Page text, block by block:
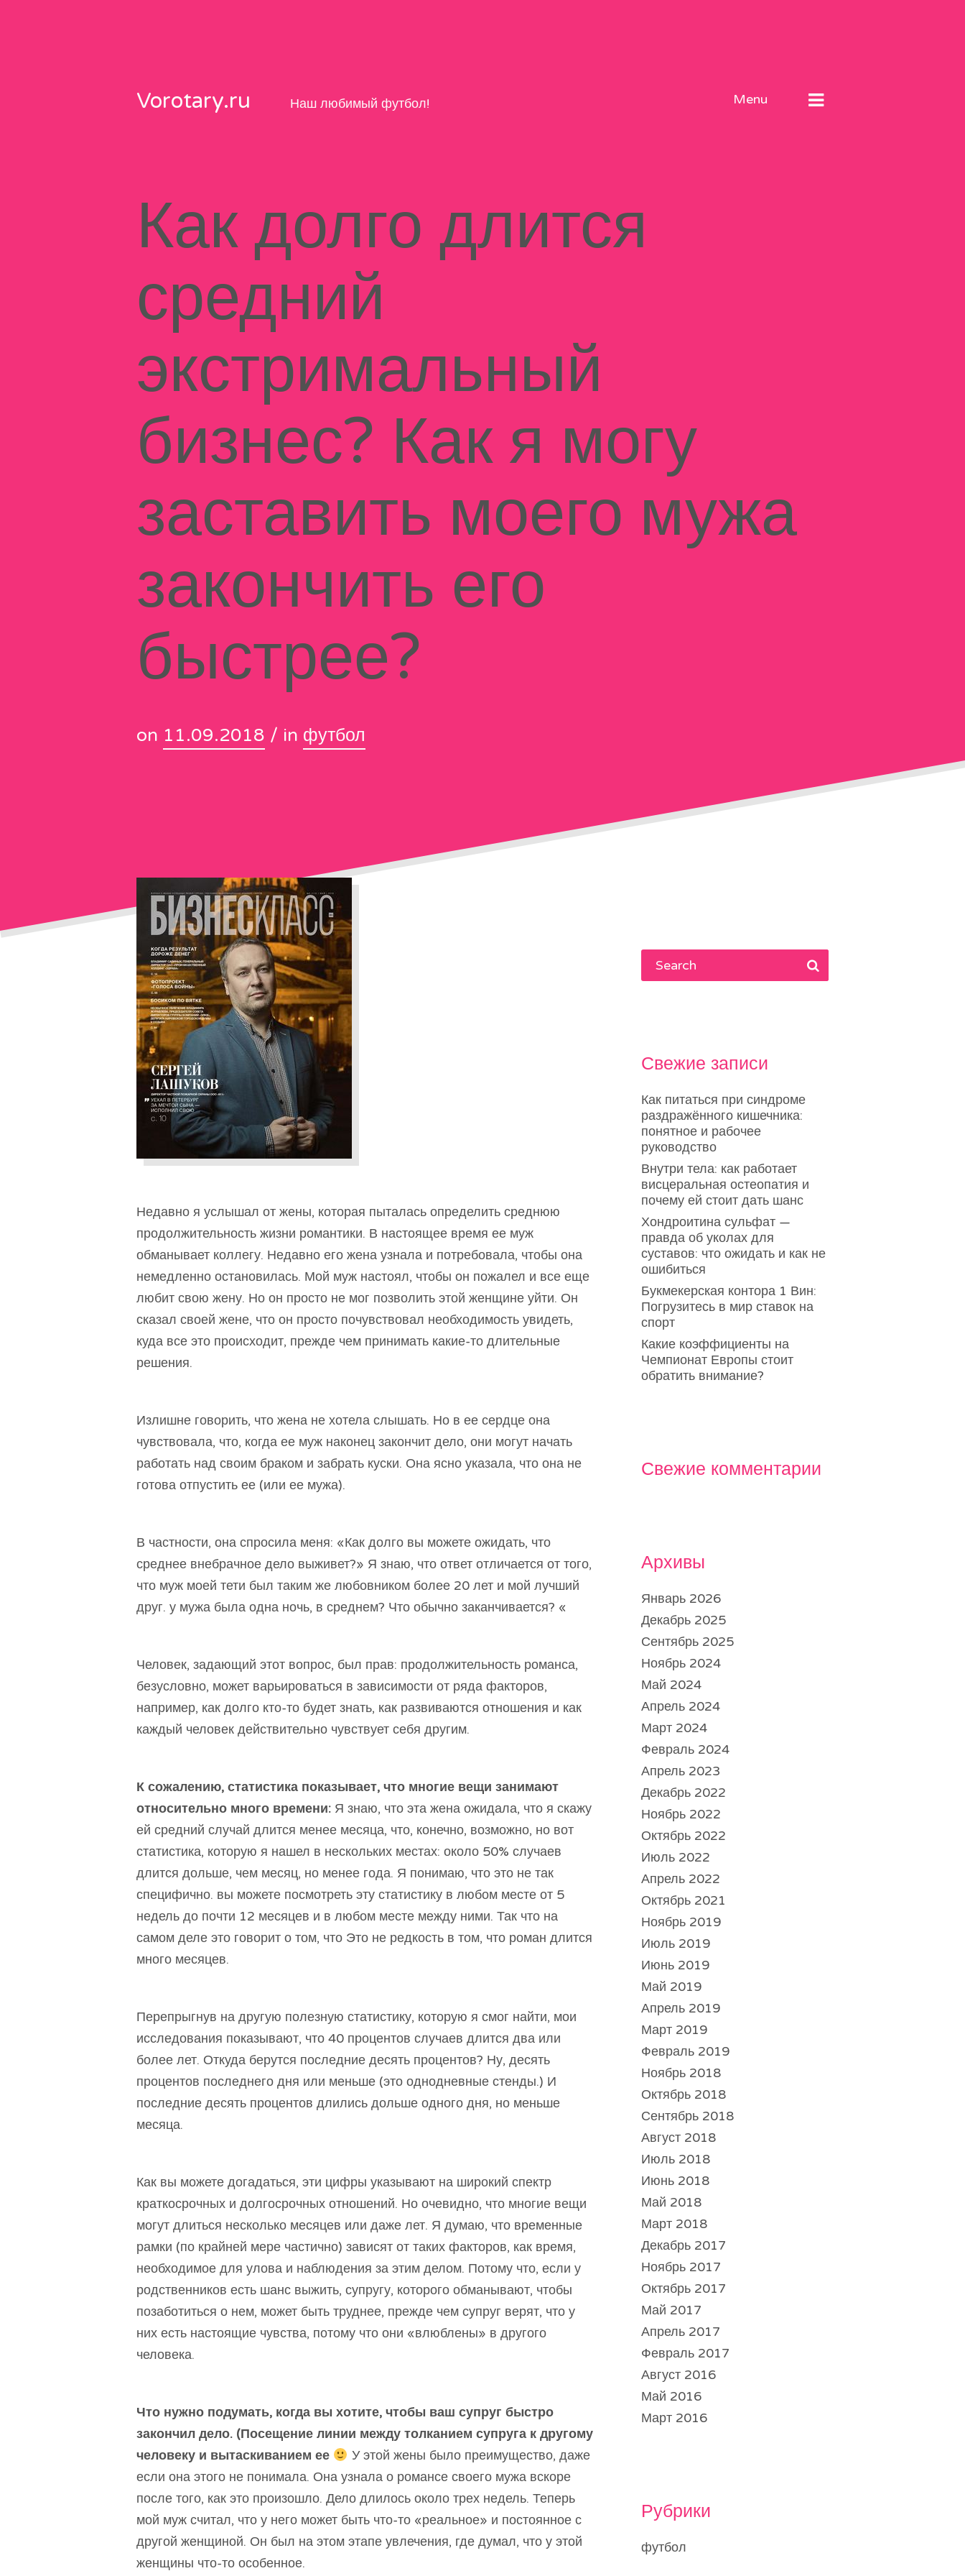
Vorotary.ru Наш любимый футбол! Menu
Как долго длится
средний
экстримальный
бизнес? Как я могу
заставить моего мужа
закончить его
быстрее?
on 11.09.2018 / in футбол
Недавно я услышал от жены, которая пыталась определить среднюю
продолжительность жизни романтики. В настоящее время ее муж
обманывает коллегу. Недавно его жена узнала и потребовала, чтобы она
немедленно остановилась. Мой муж настоял, чтобы он пожалел и все еще
любит свою жену. Но он просто не мог позволить этой женщине уйти. Он
сказал своей жене, что он просто почувствовал необходимость увидеть,
куда все это происходит, прежде чем принимать какие-то длительные
решения.
Излишне говорить, что жена не хотела слышать. Но в ее сердце она
чувствовала, что, когда ее муж наконец закончит дело, они могут начать
работать над своим браком и забрать куски. Она ясно указала, что она не
готова отпустить ее (или ее мужа).
В частности, она спросила меня: «Как долго вы можете ожидать, что
среднее внебрачное дело выживет?» Я знаю, что ответ отличается от того,
что муж моей тети был таким же любовником более 20 лет и мой лучший
друг. у мужа была одна ночь, в среднем? Что обычно заканчивается? «
Человек, задающий этот вопрос, был прав: продолжительность романса,
безусловно, может варьироваться в зависимости от ряда факторов,
например, как долго кто-то будет знать, как развиваются отношения и как
каждый человек действительно чувствует себя другим.
К сожалению, статистика показывает, что многие вещи занимают
относительно много времени: Я знаю, что эта жена ожидала, что я скажу
ей средний случай длится менее месяца, что, конечно, возможно, но вот
статистика, которую я нашел в нескольких местах: около 50% случаев
длится дольше, чем месяц, но менее года. Я понимаю, что это не так
специфично. вы можете посмотреть эту статистику в любом месте от 5
недель до почти 12 месяцев и в любом месте между ними. Так что на
самом деле это говорит о том, что Это не редкость в том, что роман длится
много месяцев.
Перепрыгнув на другую полезную статистику, которую я смог найти, мои
исследования показывают, что 40 процентов случаев длится два или
более лет. Откуда берутся последние десять процентов? Ну, десять
процентов последнего дня или меньше (это однодневные стенды.) И
последние десять процентов длились дольше одного дня, но меньше
месяца.
Как вы можете догадаться, эти цифры указывают на широкий спектр
краткосрочных и долгосрочных отношений. Но очевидно, что многие вещи
могут длиться несколько месяцев или даже лет. Я думаю, что временные
рамки (по крайней мере частично) зависят от таких факторов, как время,
необходимое для улова и наблюдения за этим делом. Потому что, если у
родственников есть шанс выжить, супругу, которого обманывают, чтобы
позаботиться о нем, может быть труднее, прежде чем супруг верят, что у
них есть настоящие чувства, потому что они «влюблены» в другого
человека.
Что нужно подумать, когда вы хотите, чтобы ваш супруг быстро
закончил дело. (Посещение линии между толканием супруга к другому
человеку и вытаскиванием ее
У этой жены было преимущество, даже
если она этого не понимала. Она узнала о романсе своего мужа вскоре
после того, как это произошло. Дело длилось около трех недель. Теперь
мой муж считал, что у него может быть что-то «реальное» и постоянное с
другой женщиной. Он был на этом этапе увлечения, где думал, что у этой
женщины что-то особенное.
Свежие записи
Как питаться при синдроме
раздражённого кишечника:
понятное и рабочее
руководство
Внутри тела: как работает
висцеральная остеопатия и
почему ей стоит дать шанс
Хондроитина сульфат —
правда об уколах для
суставов: что ожидать и как не
ошибиться
Букмекерская контора 1 Вин:
Погрузитесь в мир ставок на
спорт
Какие коэффициенты на
Чемпионат Европы стоит
обратить внимание?
Свежие комментарии
Архивы
Январь 2026
Декабрь 2025
Сентябрь 2025
Ноябрь 2024
Май 2024
Апрель 2024
Март 2024
Февраль 2024
Апрель 2023
Декабрь 2022
Ноябрь 2022
Октябрь 2022
Июль 2022
Апрель 2022
Октябрь 2021
Ноябрь 2019
Июль 2019
Июнь 2019
Май 2019
Апрель 2019
Март 2019
Февраль 2019
Ноябрь 2018
Октябрь 2018
Сентябрь 2018
Август 2018
Июль 2018
Июнь 2018
Май 2018
Март 2018
Декабрь 2017
Ноябрь 2017
Октябрь 2017
Май 2017
Апрель 2017
Февраль 2017
Август 2016
Май 2016
Март 2016
Рубрики
футбол